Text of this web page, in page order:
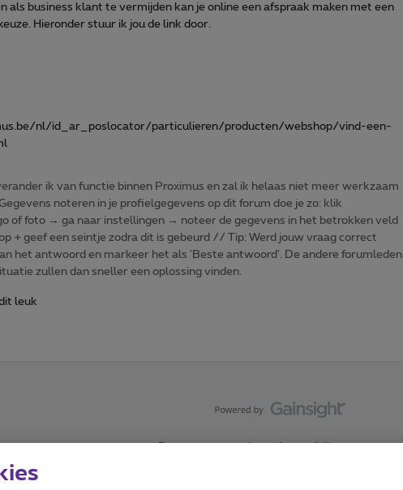
als business klant te vermijden kan je online een afspraak maken met een
Hieronder stuur ik jou de link door.
nl/id_ar_poslocator/particulieren/producten/webshop/vind-een-
ik van functie binnen Proximus en zal ik helaas niet meer werkzaam
noteren in je profielgegevens op dit forum doe je zo: klik
of foto → ga naar instellingen → noteer de gegevens in het betrokken veld
+ geef een seintje zodra dit is gebeurd // Tip: Werd jouw vraag correct
het antwoord en markeer het als 'Beste antwoord'. De andere forumleden
zullen dan sneller een oplossing vinden.
leuk
Forumvoorwaarden Accessibility statement